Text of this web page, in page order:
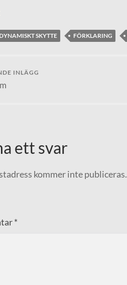
DYNAMISKT SKYTTE FÖRKLARING
INLÄGG
ett svar
kommer inte publiceras.
*